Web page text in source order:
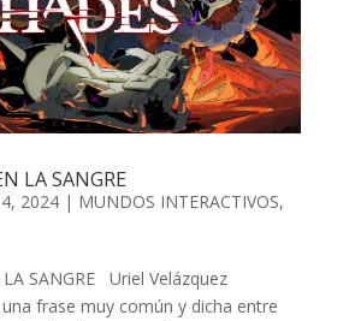
LA SANGRE
2024 | MUNDOS INTERACTIVOS,
LA SANGRE Uriel Velázquez
frase muy común y dicha entre